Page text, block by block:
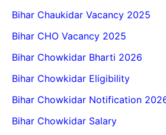
Bihar Chaukidar Vacancy 2025
Bihar CHO Vacancy 2025
Bihar Chowkidar Bharti 2026
Bihar Chowkidar Eligibility
Bihar Chowkidar Notification
Bihar Chowkidar Salary